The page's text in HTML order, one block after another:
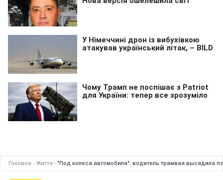
Головна › Життя › "Под колеса автомобиля": водитель трамвая высадила